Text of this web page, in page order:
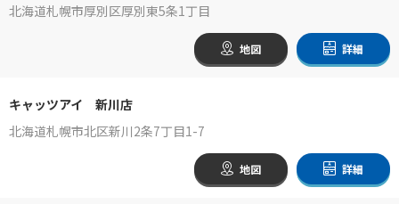
北海道札幌市厚別区厚別東5条1丁目
地図 詳細
キャッツアイ 新川店
北海道札幌市北区新川2条7丁目1-7
地図 詳細